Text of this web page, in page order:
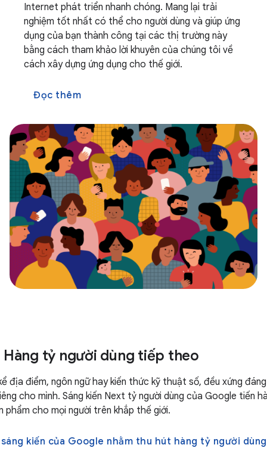
Internet phát triển nhanh chóng. Mang lại trải
nghiệm tốt nhất có thể cho người dùng và giúp ứng
dụng của bạn thành công tại các thị trường này
bằng cách tham khảo lời khuyên của chúng tôi về
cách xây dựng ứng dụng cho thế giới.
Đọc thêm
Hàng tỷ người dùng tiếp theo
địa điểm, ngôn ngữ hay kiến thức kỹ thuật số, đều xứng
cho mình. Sáng kiến Next tỷ người dùng của Google tiến
phẩm cho mọi người trên khắp thế giới.
kiến của Google nhằm thu hút hàng tỷ người